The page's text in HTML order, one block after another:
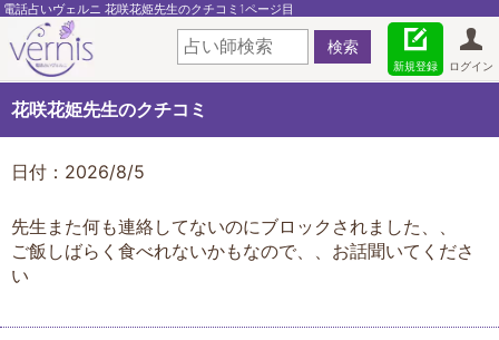
電話占いヴェルニ 花咲花姫先生のクチコミ1ページ目
ログイン
新規登録
花咲花姫先生のクチコミ
日付：2026/8/5
先生また何も連絡してないのにブロックされました、、
ご飯しばらく食べれないかもなので、、お話聞いてくださ
い